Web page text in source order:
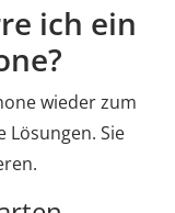
ich ein
wieder zum
Lösungen. Sie